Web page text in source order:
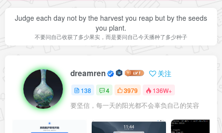
Judge each day not by the harvest you reap but by the seeds
you plant.
不要问自己收获了多少果实，而是要问自己今天播种了多少种子
dreamren 关注
138 4 3979 136W+
要坚信，每一天的阳光都不会辜负自己的笑容